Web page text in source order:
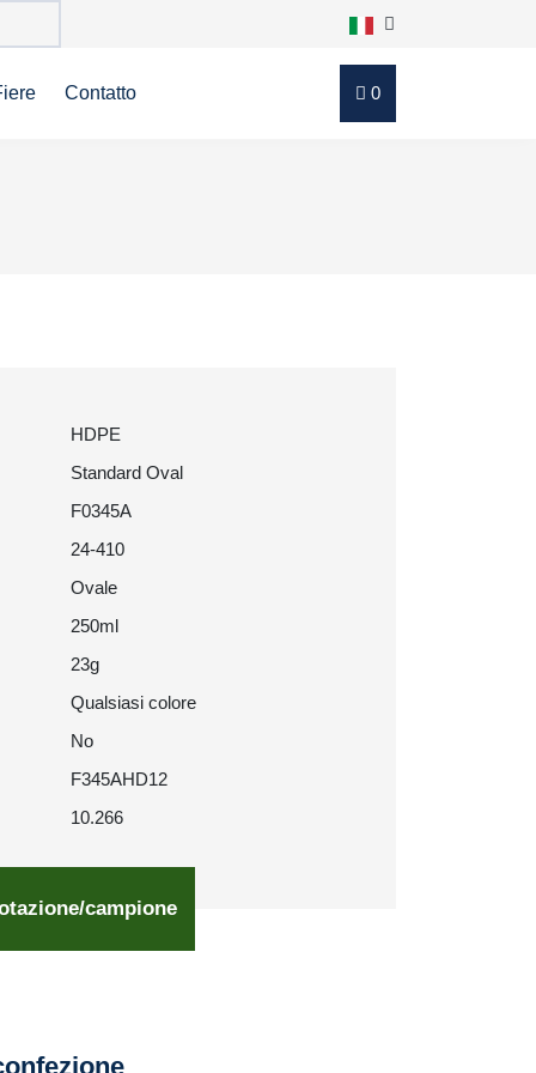
Contatto 0
HDPE
Standard Oval
F0345A
24-410
Ovale
250ml
23g
Qualsiasi colore
No
F345AHD12
10.266
campione